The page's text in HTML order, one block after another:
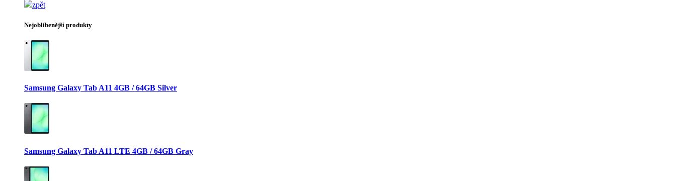
zpět
Nejoblíbenější produkty
Samsung Galaxy Tab A11 4GB / 64GB Silver
Samsung Galaxy Tab A11 LTE 4GB / 64GB Gray